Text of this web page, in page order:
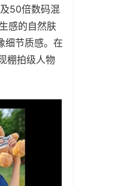
50倍数码混
感的自然肤
细节质感。在
棚拍级人物